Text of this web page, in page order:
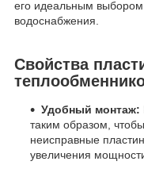
его идеальным
водоснабжения.
Свойства
Удобный монтаж:
таким образом,
неисправные
увеличения